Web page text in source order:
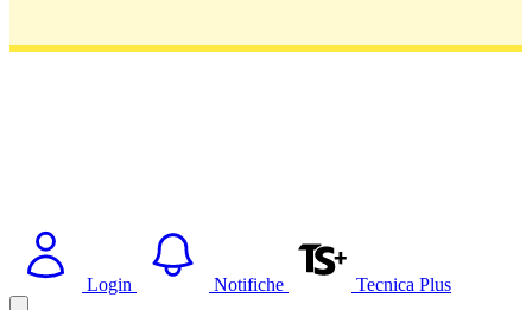
Login Notifiche Tecnica Plus